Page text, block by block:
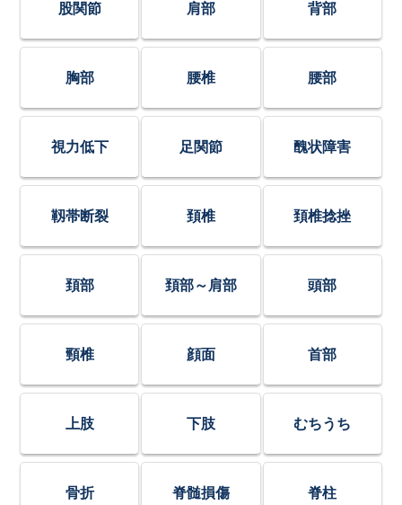
股関節 肩部 背部
胸部 腰椎 腰部
視力低下 足関節 醜状障害
靱帯断裂 頚椎 頚椎捻挫
頚部 頚部～肩部 頭部
頸椎 顔面 首部
上肢 下肢 むちうち
骨折 脊髄損傷 脊柱